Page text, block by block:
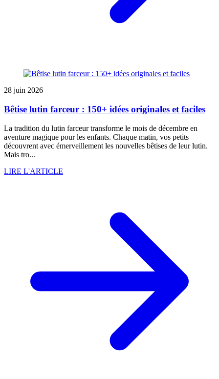
28 juin 2026
Bêtise lutin farceur : 150+ idées originales et faciles
La tradition du lutin farceur transforme le mois de décembre en
aventure magique pour les enfants. Chaque matin, vos petits
découvrent avec émerveillement les nouvelles bêtises de leur lutin.
Mais tro...
LIRE L'ARTICLE